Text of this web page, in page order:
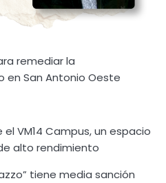
remediar la
en San Antonio Oeste
VM14 Campus, un espacio
alto rendimiento
tiene media sanción